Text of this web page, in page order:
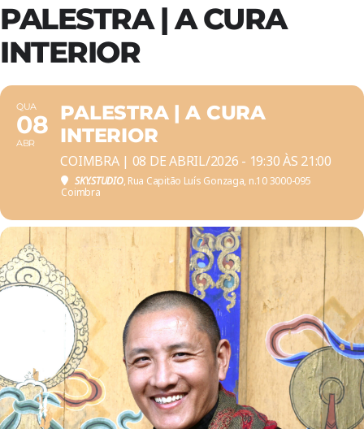
PALESTRA | A CURA
INTERIOR
QUA
08
ABR
PALESTRA | A CURA
INTERIOR
COIMBRA | 08 DE ABRIL/2026 - 19:30 ÀS 21:00
SKY.STUDIO, Rua Capitão Luís Gonzaga, n.10 3000-095
Coimbra